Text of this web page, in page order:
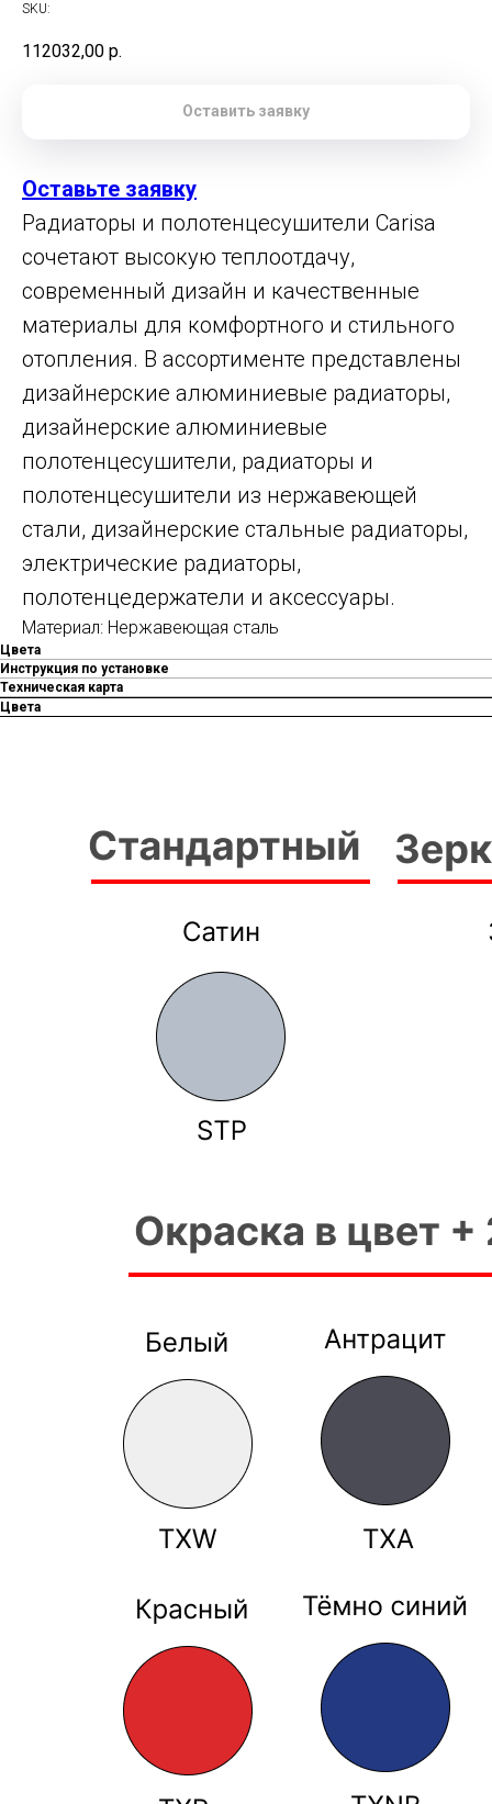
SKU:
112032,00 р.
Оставить заявку
Оставьте заявку
Радиаторы и полотенцесушители Carisa
сочетают высокую теплоотдачу,
современный дизайн и качественные
материалы для комфортного и стильного
отопления. В ассортименте представлены
дизайнерские алюминиевые радиаторы,
дизайнерские алюминиевые
полотенцесушители, радиаторы и
полотенцесушители из нержавеющей
стали, дизайнерские стальные радиаторы,
электрические радиаторы,
полотенцедержатели и аксессуары.
Материал: Нержавеющая сталь
Цвета
Инструкция по установке
Техническая карта
Цвета